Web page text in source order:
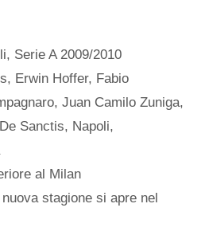
, Serie A 2009/2010
, Erwin Hoffer, Fabio
, Juan Camilo Zuniga,
Sanctis, Napoli,
al Milan
stagione si apre nel